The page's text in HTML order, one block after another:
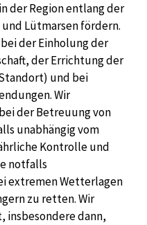
der Region entlang der
Lütmarsen fördern.
der Einholung der
der Errichtung der
und bei
Wir
der Betreuung von
unabhängig vom
Kontrolle und
notfalls
extremen Wetterlagen
zu retten. Wir
insbesondere dann,